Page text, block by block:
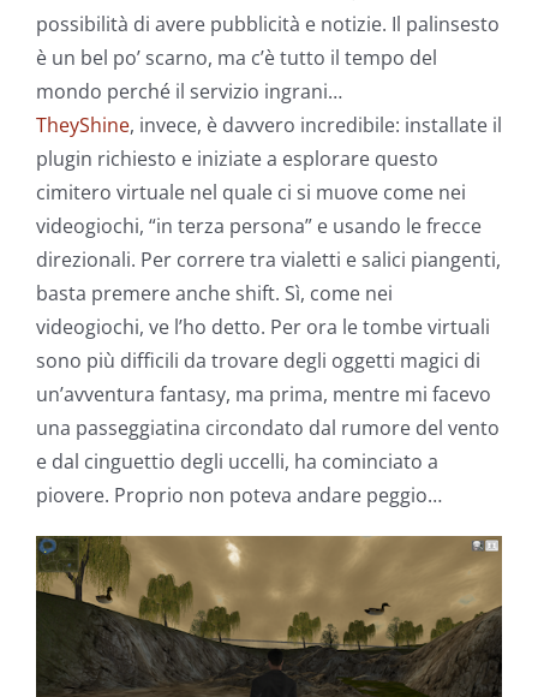
possibilità di avere pubblicità e notizie. Il palinsesto
è un bel po’ scarno, ma c’è tutto il tempo del
mondo perché il servizio ingrani…
TheyShine, invece, è davvero incredibile: installate il
plugin richiesto e iniziate a esplorare questo
cimitero virtuale nel quale ci si muove come nei
videogiochi, “in terza persona” e usando le frecce
direzionali. Per correre tra vialetti e salici piangenti,
basta premere anche shift. Sì, come nei
videogiochi, ve l’ho detto. Per ora le tombe virtuali
sono più difficili da trovare degli oggetti magici di
un’avventura fantasy, ma prima, mentre mi facevo
una passeggiatina circondato dal rumore del vento
e dal cinguettio degli uccelli, ha cominciato a
piovere. Proprio non poteva andare peggio…